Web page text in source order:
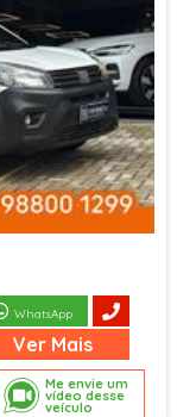
Me envie um
vídeo desse
veículo
WhatsApp
Ver Mais